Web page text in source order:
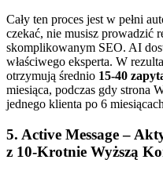
Cały ten proces jest w pełni
czekać, nie musisz prowadzić
skomplikowanym SEO. AI
właściwego eksperta. W
otrzymują średnio 15-40
miesiąca, podczas gdy strona
jednego klienta po 6
5. Active Message –
z 10-Krotnie Wyższą